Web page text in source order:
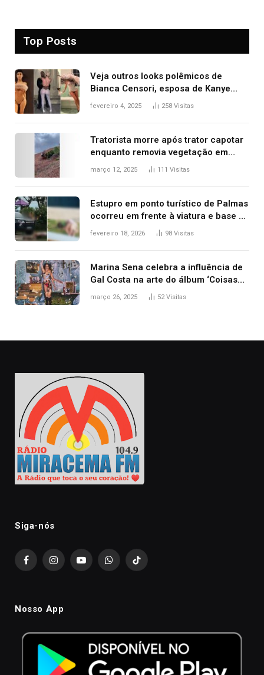
Top Posts
Veja outros looks polêmicos de
Bianca Censori, esposa de Kanye
West que apareceu nua no Grammy
fevereiro 4, 2025 258 Visitas
Tratorista morre após trator capotar
enquanto removia vegetação em
ribanceira de rodovia
março 12, 2025 111 Visitas
Estupro em ponto turístico de Palmas
ocorreu em frente à viatura e base de
segurança; polícia investiga
fevereiro 18, 2026 98 Visitas
Marina Sena celebra a influência de
Gal Costa na arte do álbum ‘Coisas
naturais’
março 26, 2025 52Visitas
Siga-nós
FacebookInstagramYouTubeWhatsAppTikTok
Nosso App